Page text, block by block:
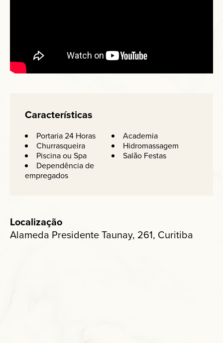
Características
Portaria 24 Horas
Academia
Churrasqueira
Hidromassagem
Piscina ou Spa
Salão Festas
Dependência de
empregados
Localização
Alameda Presidente Taunay, 261, Curitiba